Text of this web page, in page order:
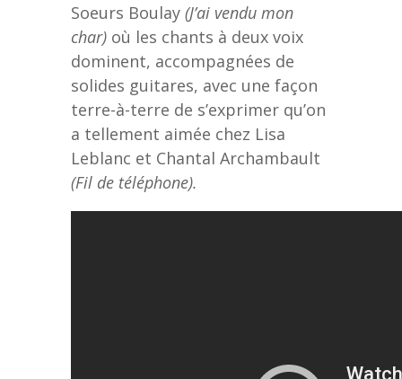
Soeurs Boulay (J’ai vendu mon
char) où les chants à deux voix
dominent, accompagnées de
solides guitares, avec une façon
terre-à-terre de s’exprimer qu’on
a tellement aimée chez Lisa
Leblanc et Chantal Archambault
(Fil de téléphone).